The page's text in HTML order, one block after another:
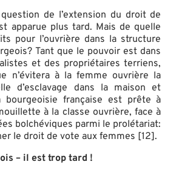
de l’extension du droit de
apparue plus tard. Mais de quelle
pour l’ouvrière dans la structure
Tant que le pouvoir est dans
et des propriétaires terriens,
n’évitera à la femme ouvrière la
d’esclavage dans la maison et
bourgeoisie française est prête à
à la classe ouvrière, face à
bolchéviques parmi le prolétariat:
le droit de vote aux femmes [12].
– il est trop tard !